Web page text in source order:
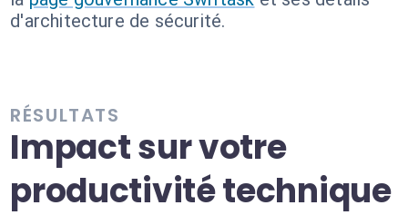
d'architecture de sécurité.
RÉSULTATS
Impact sur votre
productivité technique